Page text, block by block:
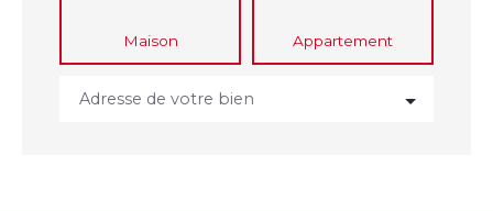
Maison Appartement
Adresse de votre bien